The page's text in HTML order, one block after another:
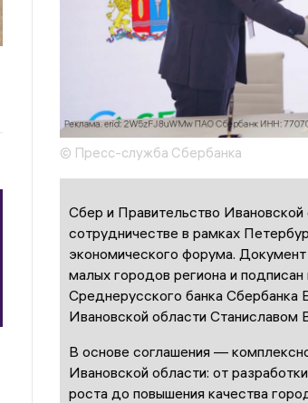
© Пресс-служба Сбербанка
Сбер и Правительство
сотрудничестве в рамках
экономического форума.
малых городов региона и
Среднерусского банка Сбербанка
Ивановской области Станиславом
В основе соглашения —
Ивановской области: от
роста до повышения качества